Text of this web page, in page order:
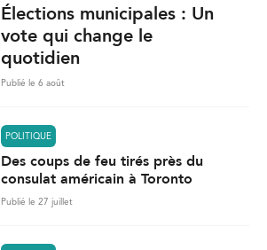
Élections municipales : Un
vote qui change le
quotidien
Publié le 6 août
POLITIQUE
Des coups de feu tirés près du
consulat américain à Toronto
Publié le 27 juillet